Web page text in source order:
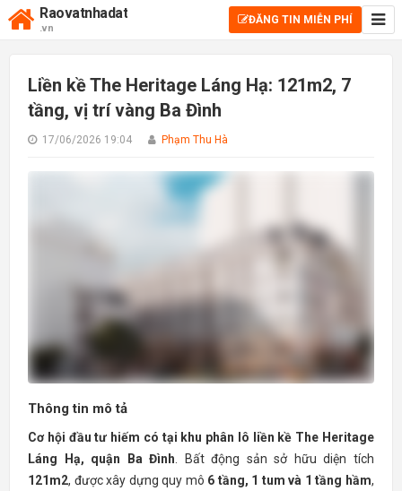
Raovatnhadat
.vn
ĐĂNG TIN MIỄN PHÍ
Liền kề The Heritage Láng Hạ: 121m2, 7
tầng, vị trí vàng Ba Đình
17/06/2026 19:04 Phạm Thu Hà
Thông tin mô tả
Cơ hội đầu tư hiếm có tại khu phân lô liền kề The Heritage
Láng Hạ, quận Ba Đình. Bất động sản sở hữu diện tích
121m2, được xây dựng quy mô 6 tầng, 1 tum và 1 tầng hầm,